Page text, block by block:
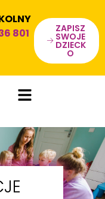
801
ZAPISZ
SWOJE
DZIECK
O